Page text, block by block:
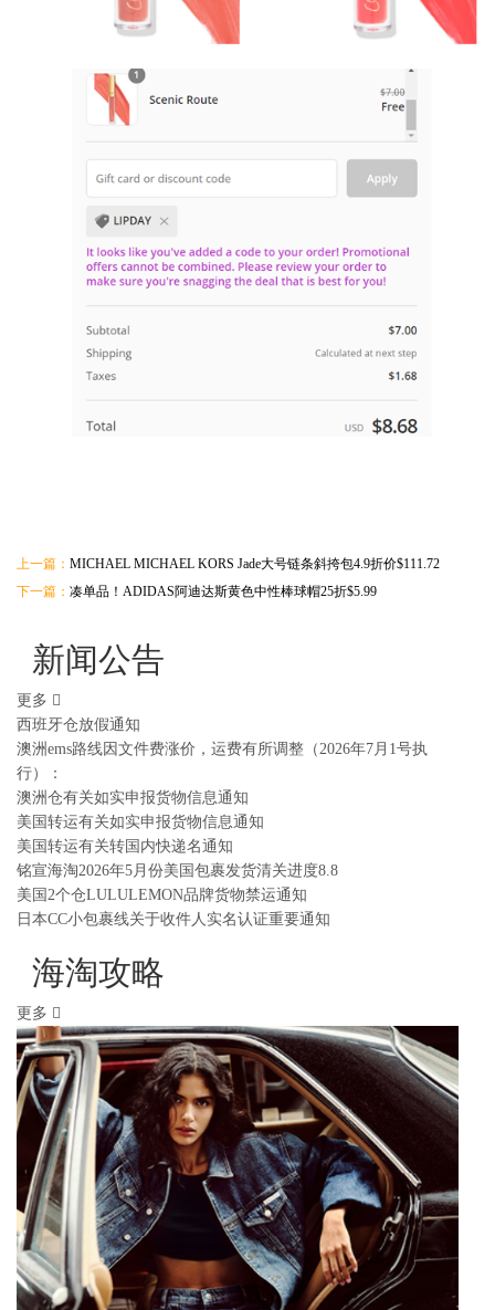
上一篇： MICHAEL MICHAEL KORS Jade大号链条斜挎包4.9折价$111.72
下一篇： 凑单品！ADIDAS阿迪达斯黄色中性棒球帽25折$5.99
新闻公告
更多
西班牙仓放假通知
澳洲ems路线因文件费涨价，运费有所调整（2026年7月1号执
行）：
澳洲仓有关如实申报货物信息通知
美国转运有关如实申报货物信息通知
美国转运有关转国内快递名通知
铭宣海淘2026年5月份美国包裹发货清关进度8.8
美国2个仓LULULEMON品牌货物禁运通知
日本CC小包裹线关于收件人实名认证重要通知
海淘攻略
更多